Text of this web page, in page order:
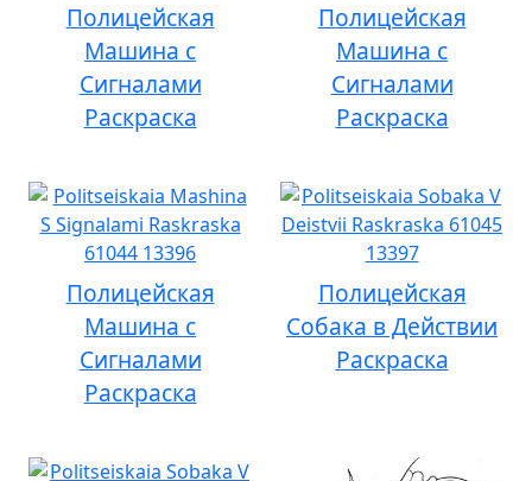
Полицейская
Машина с
Сигналами
Раскраска
Полицейская
Машина с
Сигналами
Раскраска
Полицейская
Машина с
Сигналами
Раскраска
Полицейская
Собака в Действии
Раскраска